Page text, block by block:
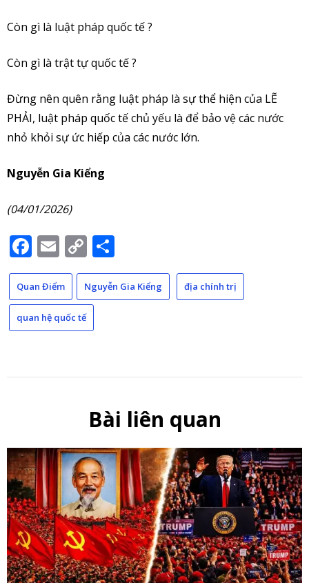
Còn gì là luật pháp quốc tế ?
Còn gì là trật tự quốc tế ?
Đừng nên quên rằng luật pháp là sự thể hiện của LẼ
PHẢI, luật pháp quốc tế chủ yếu là để bảo vệ các nước
nhỏ khỏi sự ức hiếp của các nước lớn.
Nguyễn Gia Kiểng
(04/01/2026)
Facebook
Email
Copy
Link
Quan Điểm Nguyễn Gia Kiểng địa chính trị
quan hệ quốc tế
Bài liên quan